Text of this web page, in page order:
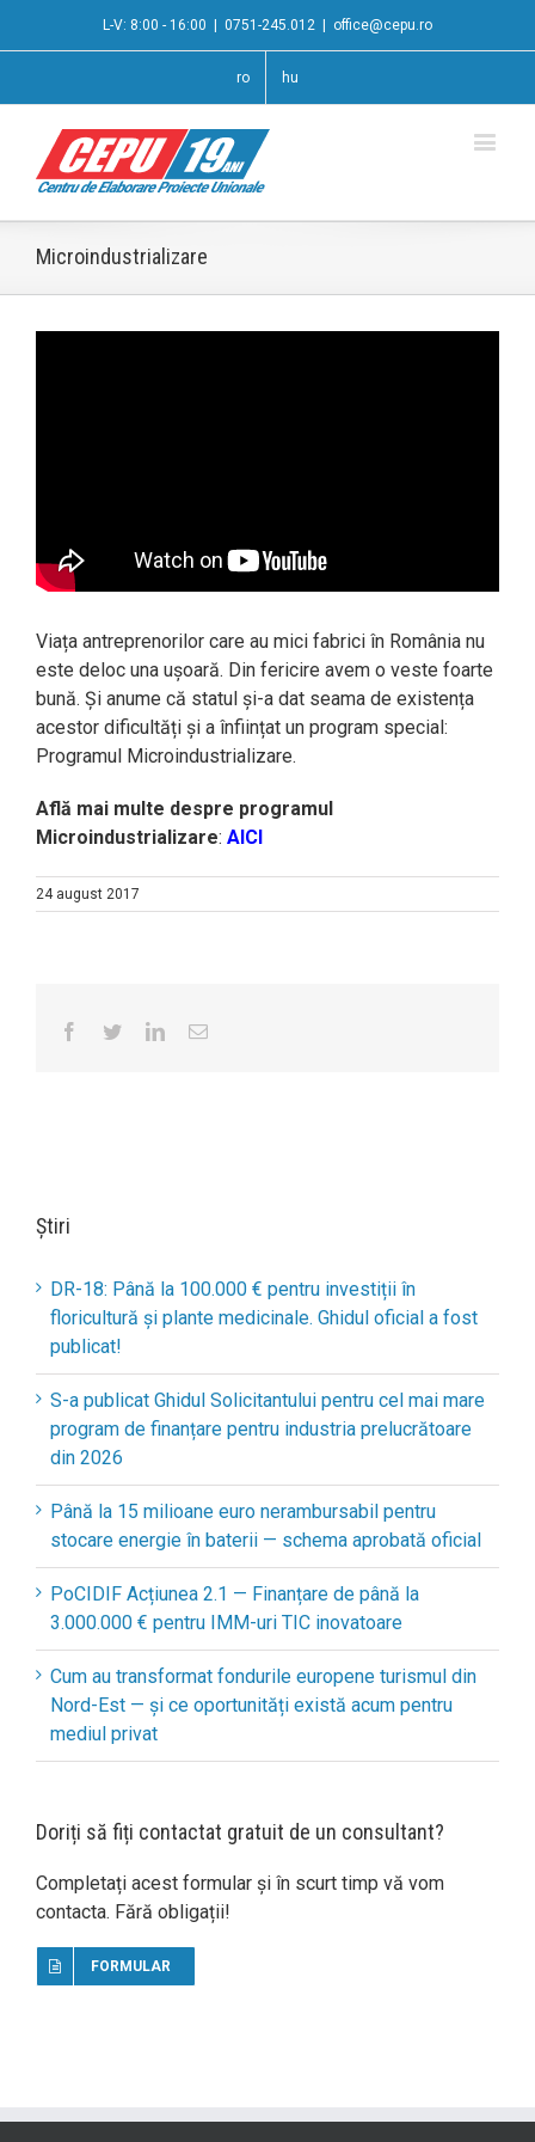
L-V: 8:00 - 16:00 0751-245.012 office@cepu.ro
ro hu
Microindustrializare
Viața antreprenorilor care au mici fabrici în România nu
este deloc una ușoară. Din fericire avem o veste foarte
bună. Și anume că statul și-a dat seama de existența
acestor dificultăți și a înființat un program special:
Programul Microindustrializare.
Află mai multe despre programul
Microindustrializare: AICI
24 august 2017
Facebook
TwitterLinkedinEmail
Știri
DR-18: Până la 100.000 € pentru investiții în
floricultură și plante medicinale. Ghidul oficial a fost
publicat!
S-a publicat Ghidul Solicitantului pentru cel mai mare
program de finanțare pentru industria prelucrătoare
din 2026
Până la 15 milioane euro nerambursabil pentru
stocare energie în baterii — schema aprobată oficial
PoCIDIF Acțiunea 2.1 — Finanțare de până la
3.000.000 € pentru IMM-uri TIC inovatoare
Cum au transformat fondurile europene turismul din
Nord-Est — și ce oportunități există acum pentru
mediul privat
Doriți să fiți contactat gratuit de un consultant?
Completați acest formular și în scurt timp vă vom
contacta. Fără obligații!
FORMULAR